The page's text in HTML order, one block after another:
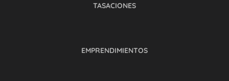
TASACIONES
EMPRENDIMIENTOS